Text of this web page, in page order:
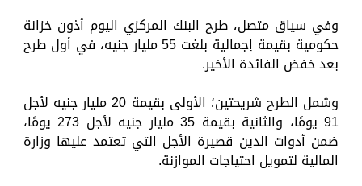
وفي سياق متصل، طرح البنك المركزي اليوم أذون خزانة
حكومية بقيمة إجمالية بلغت 55 مليار جنيه، في أول طرح
بعد خفض الفائدة الأخير.
وشمل الطرح شريحتين؛ الأولى بقيمة 20 مليار جنيه لأجل
91 يومًا، والثانية بقيمة 35 مليار جنيه لأجل 273 يومًا،
ضمن أدوات الدين قصيرة الأجل التي تعتمد عليها وزارة
المالية لتمويل احتياجات الموازنة.